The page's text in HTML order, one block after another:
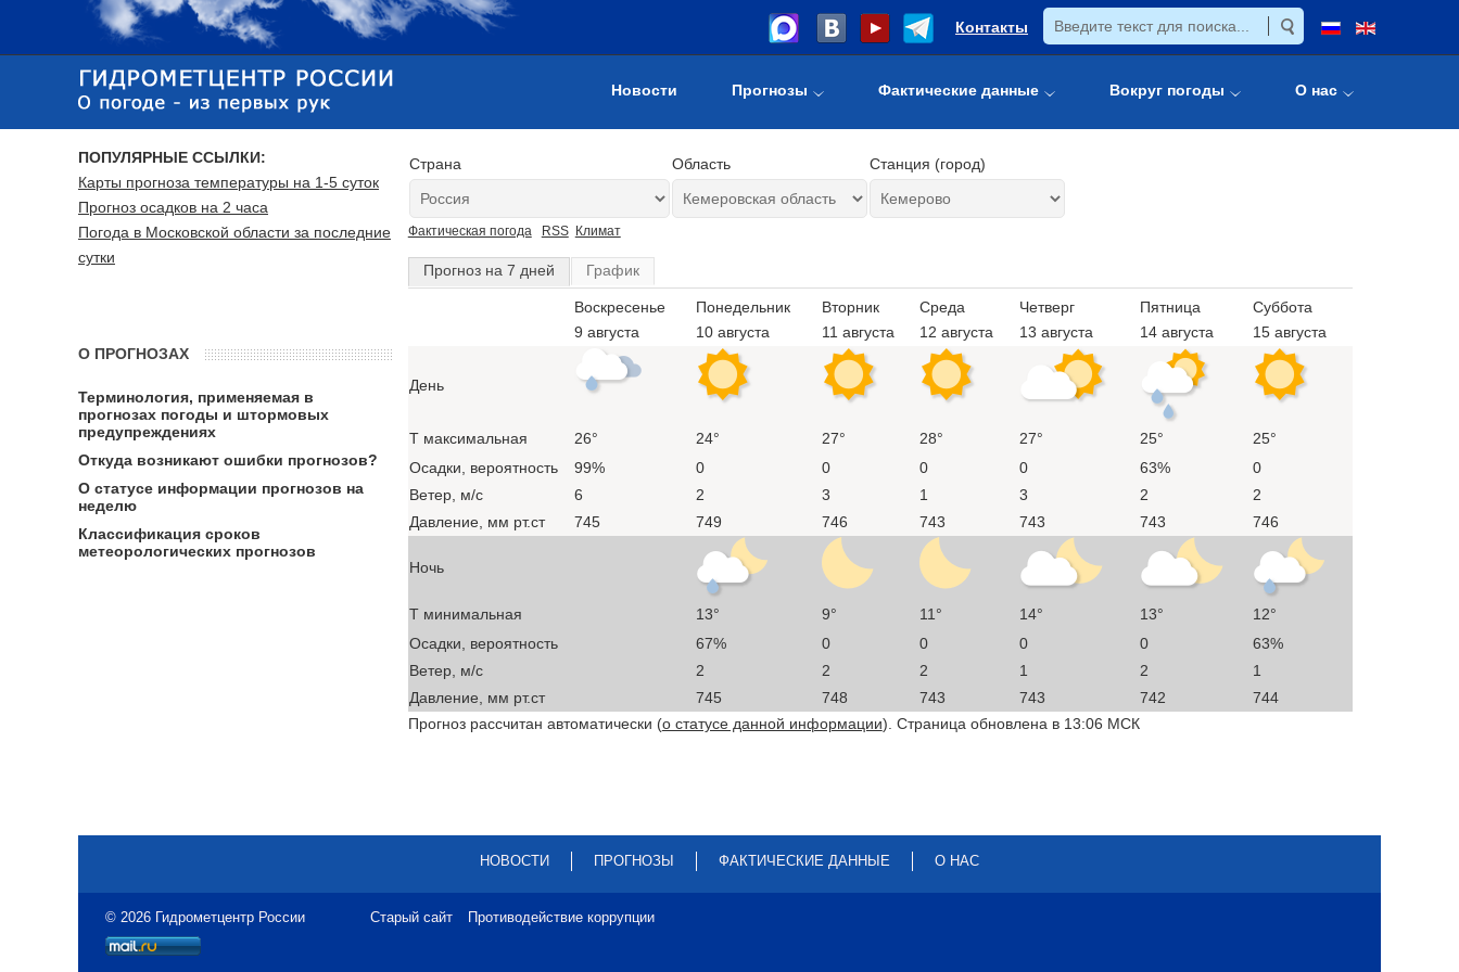
Контакты
Новости Прогнозы Фактические данные Вокруг погоды О нас
Страна Область Станция (город)
Фактическая погода RSS Климат
Прогноз на 7 дней График
Воскресенье
9 августа
Понедельник
10 августа
Вторник
11 августа
Среда
12 августа
Четверг
13 августа
Пятница
14 августа
Суббота
15 августа
День
T максимальная 26° 24° 27° 28° 27° 25°
25°
Осадки, вероятность
99% 0 0 0 0 63%
0
Ветер, м/с
6 2 3 1 3 2
2
Давление, мм рт.ст
745 749 746 743 743 743 746
Ночь
T минимальная 13° 9° 11° 14° 13°
12°
Осадки, вероятность
67% 0 0 0 0
63%
Ветер, м/с
2 2 2 1 2
1
Давление, мм рт.ст
745 748 743 743 742
744
Прогноз рассчитан автоматически (о статусе данной информации). Страница обновлена в 13:06 МСК
ПОПУЛЯРНЫЕ ССЫЛКИ:
Карты прогноза температуры на 1-5 суток
Прогноз осадков на 2 часа
Погода в Московской области за последние
сутки
О ПРОГНОЗАХ
Терминология, применяемая в
прогнозах погоды и штормовых
предупреждениях
Откуда возникают ошибки прогнозов?
О статусе информации прогнозов на
неделю
Классификация сроков
метеорологических прогнозов
НОВОСТИ ПРОГНОЗЫ ФАКТИЧЕСКИЕ ДАННЫЕ О НАС
© 2026 Гидрометцентр России Старый сайт Противодействие коррупции